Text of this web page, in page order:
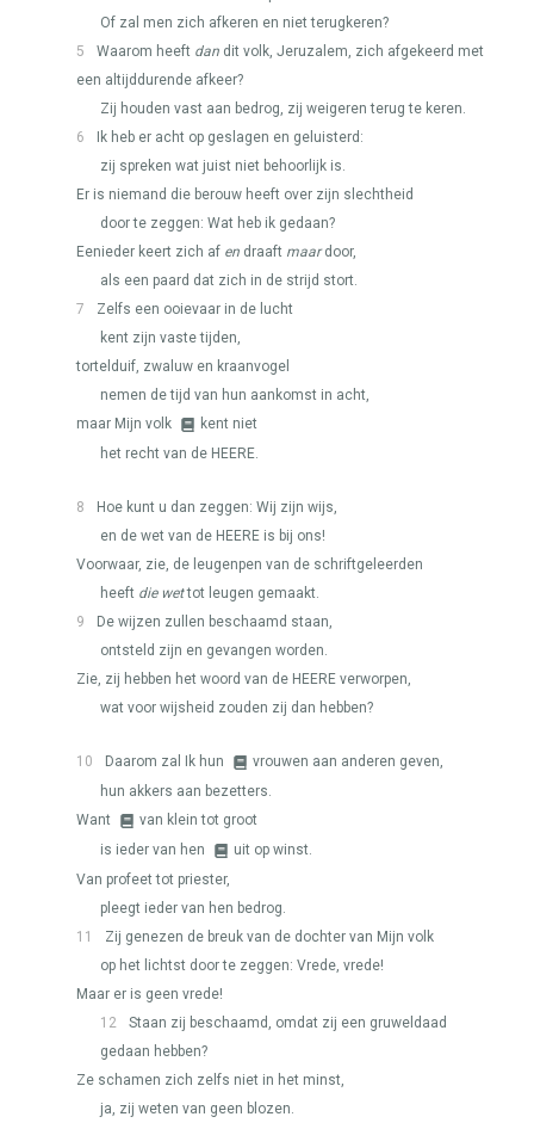
Of zal men zich afkeren en niet terugkeren?
5
Waarom heeft dan dit volk, Jeruzalem, zich afgekeerd met
een altijddurende afkeer?
Zij houden vast aan bedrog, zij weigeren terug te keren.
6
Ik heb er acht op geslagen en geluisterd:
zij spreken wat juist niet behoorlijk is.
Er is niemand die berouw heeft over zijn slechtheid
door te zeggen: Wat heb ik gedaan?
Eenieder keert zich af en draaft maardoor,
als een paard dat zich in de strijd stort.
7
Zelfs een ooievaar in de lucht
kent zijn vaste tijden,
tortelduif, zwaluw en kraanvogel
nemen de tijd van hun aankomst in acht,
maar Mijn volk
kent niet
het recht van de HEERE.
8
Hoe kunt u dan zeggen: Wij zijn wijs,
en de wet van de HEERE is bij ons!
Voorwaar, zie, de leugenpen van de schriftgeleerden
heeft die wettot leugen gemaakt.
9
De wijzen zullen beschaamd staan,
ontsteld zijn en gevangen worden.
Zie, zij hebben het woord van de HEERE verworpen,
wat voor wijsheid zouden zij dan hebben?
10 Daarom zal Ik hun
vrouwen aan anderen geven,
hun akkers aan bezetters.
Want
van klein tot groot
is ieder van hen
uit op winst.
Van profeet tot priester,
pleegt ieder van hen bedrog.
11
Zij genezen de breuk van de dochter van Mijn volk
op het lichtst door te zeggen: Vrede, vrede!
Maar er is geen vrede!
12
Staan zij beschaamd, omdat zij een gruweldaad
gedaan hebben?
Ze schamen zich zelfs niet in het minst,
ja, zij weten van geen blozen.